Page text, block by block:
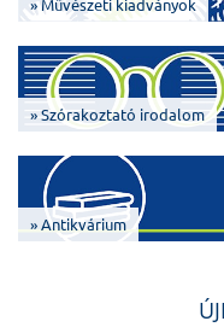
» Művészeti kiadványok
» Szórakoztató irodalom
» Antikvárium